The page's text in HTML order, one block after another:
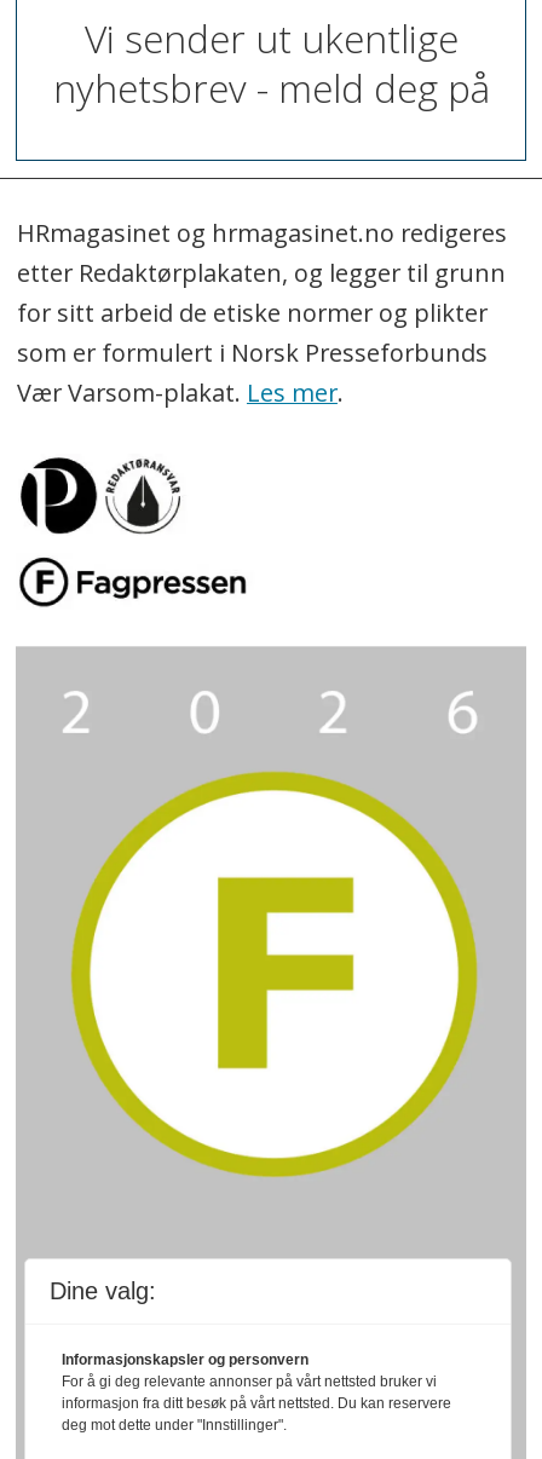
Vi sender ut ukentlige
nyhetsbrev - meld deg på
HRmagasinet og hrmagasinet.no redigeres
etter Redaktørplakaten, og legger til grunn
for sitt arbeid de etiske normer og plikter
som er formulert i Norsk Presseforbunds
Vær Varsom-plakat. Les mer.
Dine valg:
Informasjonskapsler og personvern
For å gi deg relevante annonser på vårt nettsted bruker vi
informasjon fra ditt besøk på vårt nettsted. Du kan reservere
deg mot dette under "Innstillinger".